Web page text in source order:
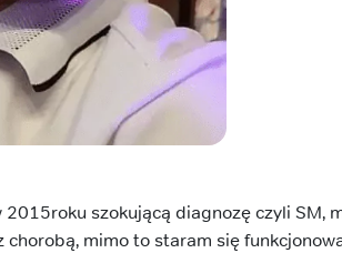
2015roku szokującą diagnozę czyli SM,
chorobą, mimo to staram się